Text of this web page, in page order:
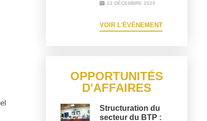
22 DÉCEMBRE 2025
VOIR L'ÉVÈNEMENT
OPPORTUNITÉS
D'AFFAIRES
Structuration du
secteur du BTP :